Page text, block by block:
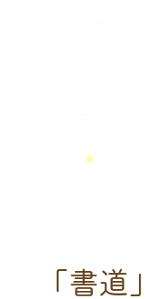
「書道」